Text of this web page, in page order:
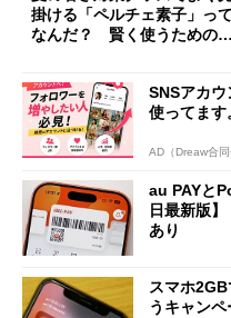
掛ける「ペルチェ素子」って
なんだ？ 賢く使うための注
SNSアカ
使ってます
AD（Dreaw合同
au PAYと
日最新版
あり
スマホ
うキャンペ